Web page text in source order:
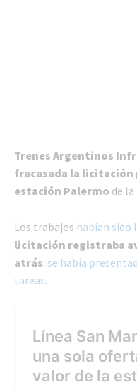
Trenes Argentinos
fracasada la licitación
estación Palermo de
Los trabajos habían sido
licitación registraba
atrás: se había
tareas.